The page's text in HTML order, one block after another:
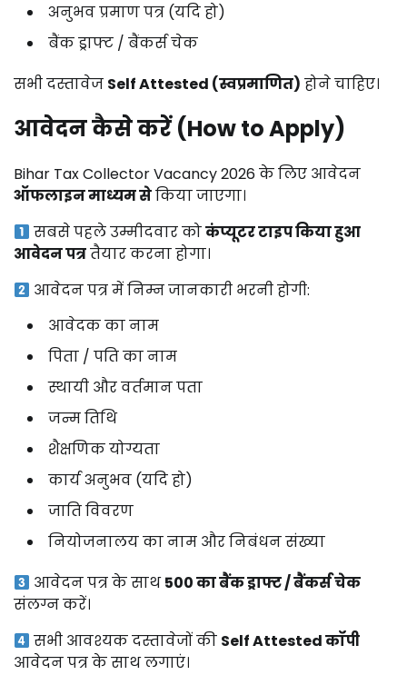
अनुभव प्रमाण पत्र (यदि हो)
बैंक ड्राफ्ट / बैंकर्स चेक
सभी दस्तावेज Self Attested (स्वप्रमाणित) होने चाहिए।
आवेदन कैसे करें (How to Apply)
Bihar Tax Collector Vacancy 2026 के लिए आवेदन
ऑफलाइन माध्यम सेकिया जाएगा।
सबसे पहले उम्मीदवार कोकंप्यूटर टाइप किया हुआ
आवेदन पत्रतैयार करना होगा।
आवेदन पत्र में निम्न जानकारी भरनी होगी:
आवेदक का नाम
पिता / पति का नाम
स्थायी और वर्तमान पता
जन्म तिथि
शैक्षणिक योग्यता
कार्य अनुभव (यदि हो)
जाति विवरण
नियोजनालय का नाम और निबंधन संख्या
आवेदन पत्र के साथ₹500 का बैंक ड्राफ्ट / बैंकर्स चेक
संलग्न करें।
सभी आवश्यक दस्तावेजों की Self Attested कॉपी
आवेदन पत्र के साथ लगाएं।